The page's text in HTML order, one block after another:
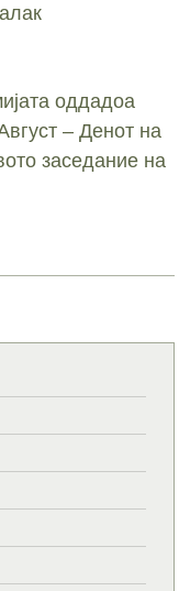
оддадоа
– Денот на
заседание на